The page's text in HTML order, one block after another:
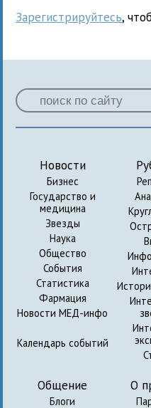
Зарегистрируйтесь,
Новости
Бизнес
Государство и
медицина
Звезды
Наука
Общество
События
Статистика
Фармация
Новости МЕД-инфо
Календарь событий
Общение
Блоги
О